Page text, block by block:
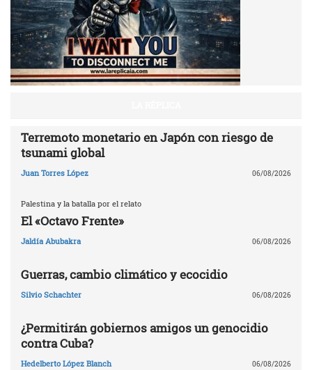
Terremoto monetario en Japón con riesgo de
tsunami global
Juan Torres López 06/08/2026
Palestina y la batalla por el relato
El «Octavo Frente»
Jaldía Abubakra 06/08/2026
Guerras, cambio climático y ecocidio
Silvio Schachter 06/08/2026
¿Permitirán gobiernos amigos un genocidio
contra Cuba?
Hedelberto López Blanch 06/08/2026